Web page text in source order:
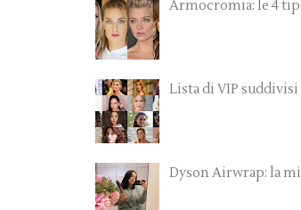
Armocromia: le 4
Lista di VIP
Dyson Airwrap: la